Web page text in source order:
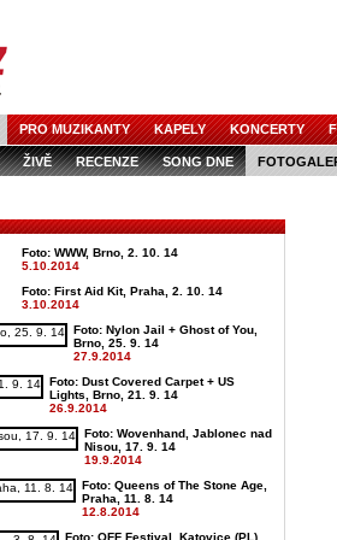
PRO MUZIKANTY KAPELY KONCERTY
ŽIVĚ RECENZE SONG DNE
Foto: WWW, Brno, 2. 10. 14
5.10.2014
Foto: First Aid Kit, Praha, 2. 10. 14
3.10.2014
Foto: Nylon Jail + Ghost of You,
Brno, 25. 9. 14
27.9.2014
Foto: Dust Covered Carpet + US
Lights, Brno, 21. 9. 14
26.9.2014
Foto: Wovenhand, Jablonec nad
Nisou, 17. 9. 14
19.9.2014
Foto: Queens of The Stone Age,
Praha, 11. 8. 14
12.8.2014
Foto: OFF Festival, Katovice (PL),